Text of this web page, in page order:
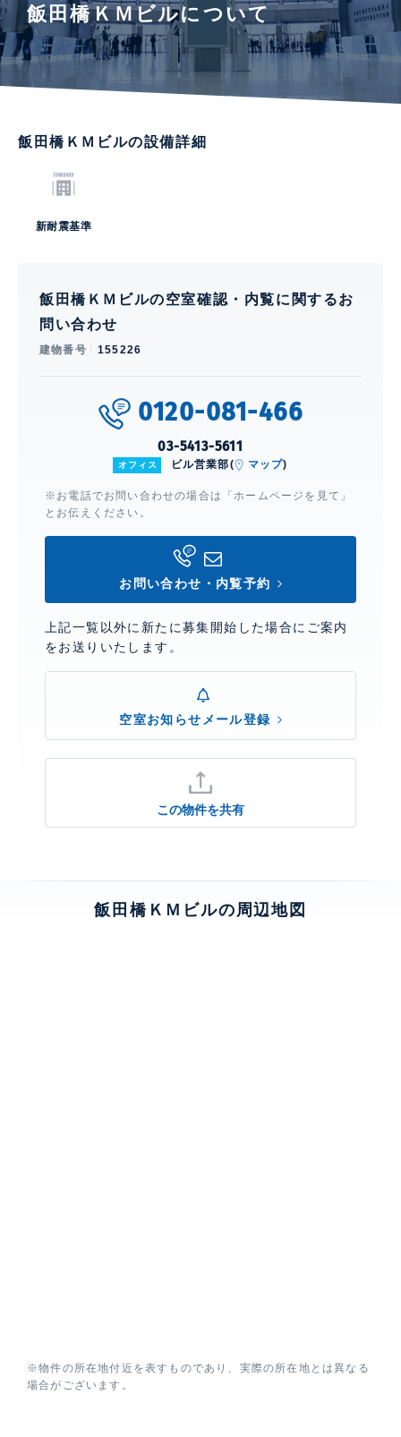
飯田橋ＫＭビルについて
飯田橋ＫＭビルの設備詳細
新耐震基準
飯田橋ＫＭビルの空室確認・内覧に関するお
問い合わせ
建物番号 155226
0120-081-466
03-5413-5611
オフィス ビル営業部( マップ)
※お電話でお問い合わせの場合は「ホームページを見て」
とお伝えください。
お問い合わせ・内覧予約
上記一覧以外に新たに募集開始した場合にご案内
をお送りいたします。
空室お知らせメール登録
この物件を共有
飯田橋ＫＭビルの周辺地図
※物件の所在地付近を表すものであり、実際の所在地とは異なる
場合がございます。